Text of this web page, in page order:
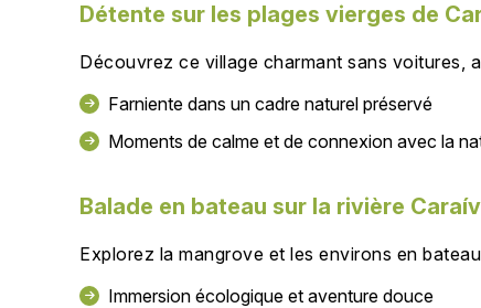
Détente sur les plages vierges de
Découvrez ce village charmant sans voitures,
Farniente dans un cadre naturel préservé
Moments de calme et de connexion avec la
Balade en bateau sur la rivière
Explorez la mangrove et les environs en
Immersion écologique et aventure douce